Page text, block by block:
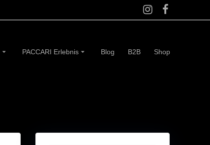
PACCARI Erlebnis Blog B2B Shop